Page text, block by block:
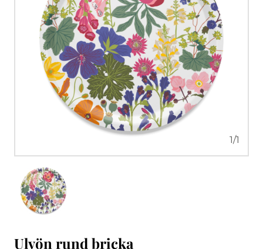
1/1
Ulvön rund bricka